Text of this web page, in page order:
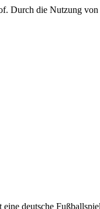
Durch die Nutzung
eine deutsche